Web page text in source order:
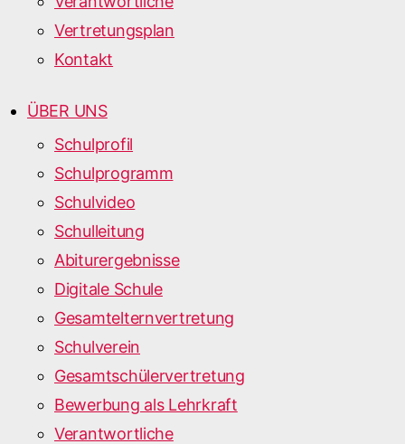
Vertretungsplan
Kontakt
ÜBER UNS
Schulprofil
Schulprogramm
Schulvideo
Schulleitung
Abiturergebnisse
Digitale Schule
Gesamtelternvertretung
Schulverein
Gesamtschülervertretung
Bewerbung als Lehrkraft
Verantwortliche